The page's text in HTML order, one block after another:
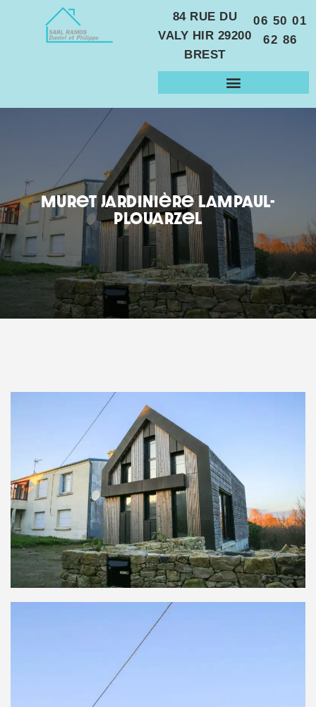
84 RUE DU
VALY HIR 29200
BREST
06 50 01
62 86
Muret jardinière Lampaul-
Plouarzel